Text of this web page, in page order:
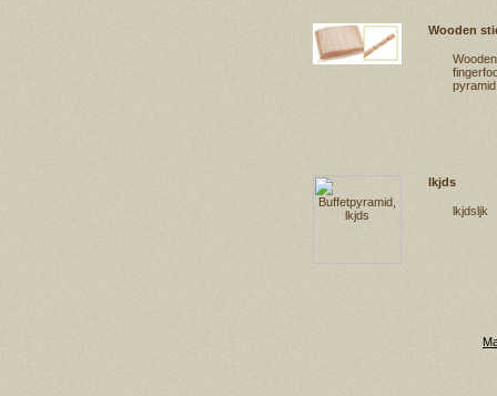
Wooden
pyramid
lkjds
lkjdsljk